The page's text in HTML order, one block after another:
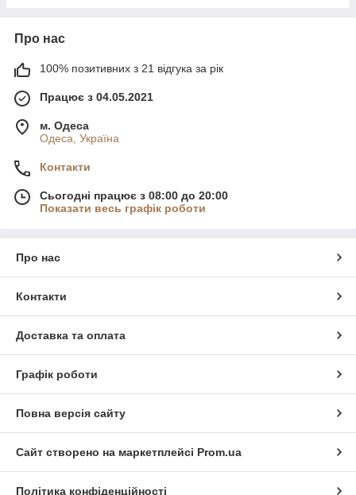
Про нас
100% позитивних з 21 відгука за рік
Працює з 04.05.2021
м. Одеса
Одеса, Україна
Контакти
Сьогодні працює з 08:00 до 20:00
Показати весь графік роботи
Про нас
Контакти
Доставка та оплата
Графік роботи
Повна версія сайту
Сайт створено на маркетплейсі Prom.ua
Політика конфіденційності